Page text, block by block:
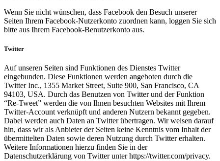
Wenn Sie nicht wünschen, dass Facebook den Besuch unserer
Seiten Ihrem Facebook-Nutzerkonto zuordnen kann, loggen Sie sich
bitte aus Ihrem Facebook-Benutzerkonto aus.
Twitter
Auf unseren Seiten sind Funktionen des Dienstes Twitter
eingebunden. Diese Funktionen werden angeboten durch die
Twitter Inc., 1355 Market Street, Suite 900, San Francisco, CA
94103, USA. Durch das Benutzen von Twitter und der Funktion
“Re-Tweet” werden die von Ihnen besuchten Websites mit Ihrem
Twitter-Account verknüpft und anderen Nutzern bekannt gegeben.
Dabei werden auch Daten an Twitter übertragen. Wir weisen darauf
hin, dass wir als Anbieter der Seiten keine Kenntnis vom Inhalt der
übermittelten Daten sowie deren Nutzung durch Twitter erhalten.
Weitere Informationen hierzu finden Sie in der
Datenschutzerklärung von Twitter unter https://twitter.com/privacy.